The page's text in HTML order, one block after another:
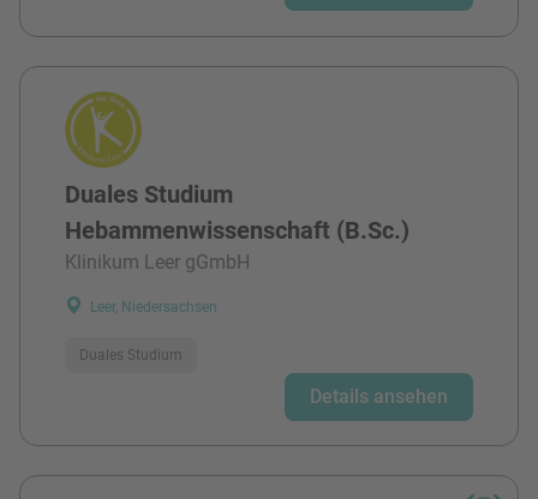
Duales Studium
Hebammenwissenschaft (B.Sc.)
Klinikum Leer gGmbH
Leer, Niedersachsen
Duales Studium
Details ansehen